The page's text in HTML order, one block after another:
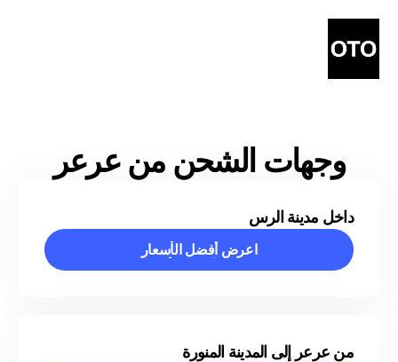
وجهات الشحن من عرعر
داخل مدينة الرس
اعرض أفضل الأسعار
اعرض أفضل الأسعار
من عرعر إلى المدينة المنورة